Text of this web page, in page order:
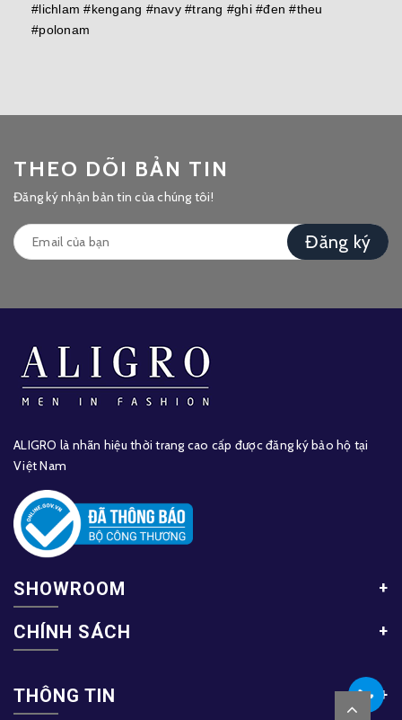
#lichlam #kengang #navy #trang #ghi #đen #theu
#polonam
THEO DÕI BẢN TIN
Đăng ký nhận bản tin của chúng tôi!
Đăng ký
ALIGRO là nhãn hiệu thời trang cao cấp được đăng ký bảo hộ tại
Việt Nam
SHOWROOM
CHÍNH SÁCH
THÔNG TIN